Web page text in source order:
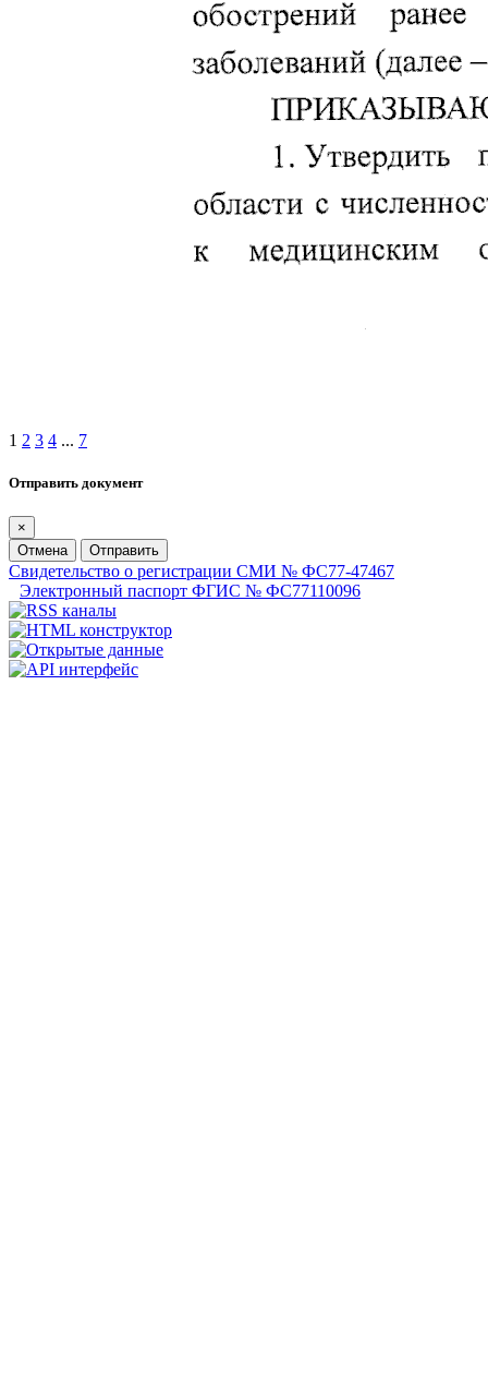
1 2 3 4 ... 7
Отправить документ
×
Отмена
Отправить
Свидетельство о регистрации СМИ № ФС77-47467
Электронный паспорт ФГИС № ФС77110096